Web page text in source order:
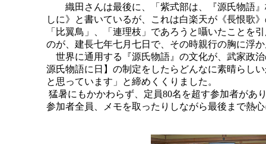
織田さんは最後に、「紫式部は、『源氏物語
しに》と書いているが、これは白楽天が《長恨歌》
「比翼鳥」、「連理枝」であろうと囁いたことを引
のが、建長七年七月七日で、その時親行の胸に浮か
世界に通用する『源氏物語』の文化が、武家政
源氏物語に日】の制定をしたらどんなに素晴らしい
と思っています」と締めくくりました。
猛暑にもかかわらず、定員80名を超す参加者があ
参加者全員、メモを取ったりしながら最後まで熱心